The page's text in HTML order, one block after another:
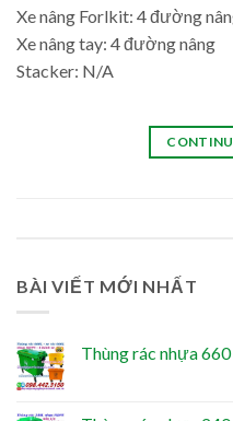
Xe nâng Forlkit: 4 đường
Xe nâng tay: 4 đường nâng
Stacker: N/A
BÀI VIẾT MỚI NHẤT
Thùng rác nhựa